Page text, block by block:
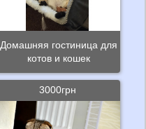
Домашняя гостиница для
котов и кошек
3000грн